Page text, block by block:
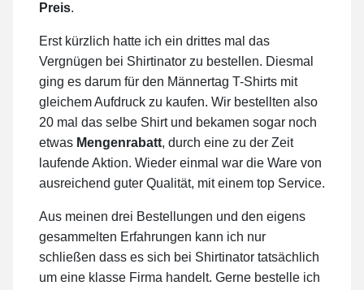
Preis.
Erst kürzlich hatte ich ein drittes mal das
Vergnügen bei Shirtinator zu bestellen. Diesmal
ging es darum für den Männertag T-Shirts mit
gleichem Aufdruck zu kaufen. Wir bestellten also
20 mal das selbe Shirt und bekamen sogar noch
etwas Mengenrabatt, durch eine zu der Zeit
laufende Aktion. Wieder einmal war die Ware von
ausreichend guter Qualität, mit einem top Service.
Aus meinen drei Bestellungen und den eigens
gesammelten Erfahrungen kann ich nur
schließen dass es sich bei Shirtinator tatsächlich
um eine klasse Firma handelt. Gerne bestelle ich